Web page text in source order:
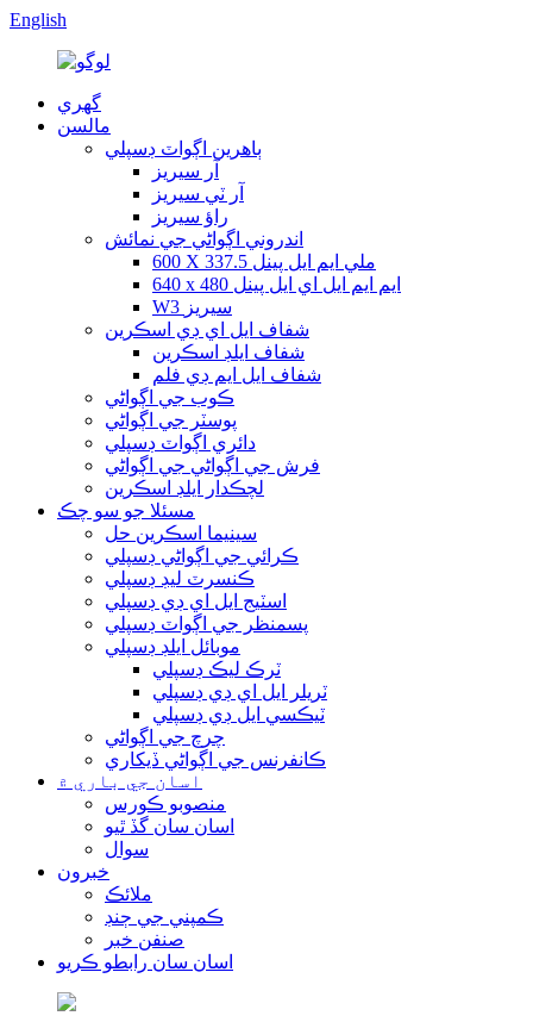
English
گهري
مالسن
ٻاهرين اڳواٽ ڊسپلي
آر سيريز
آر ٽي سيريز
راؤ سيريز
اندروني اڳواڻي جي نمائش
600 X 337.5 ملي ايم ايل پينل
640 x 480 ايم ايم ايل اي ايل پينل
W3 سيريز
شفاف ايل اي ڊي اسڪرين
شفاف ايلڊ اسڪرين
شفاف ايل ايم ڊي فلم
ڪوب جي اڳواڻي
پوسٽر جي اڳواڻي
دائري اڳواٽ ڊسپلي
فرش جي اڳواڻي جي اڳواڻي
لچڪدار ايلڊ اسڪرين
مسئلا جو سو چڪ
سينيما اسڪرين حل
ڪرائي جي اڳواڻي ڊسپلي
ڪنسرٽ ليڊ ڊسپلي
اسٽيج ايل اي ڊي ڊسپلي
پسمنظر جي اڳواٽ ڊسپلي
موبائل ايلڊ ڊسپلي
ٽرڪ ليڪ ڊسپلي
ٽريلر ايل اي ڊي ڊسپلي
ٽيڪسي ايل ڊي ڊسپلي
چرچ جي اڳواڻي
ڪانفرنس جي اڳواڻي ڏيکاري
اسان جي باري ۾
منصوبو ڪورس
اسان سان گڏ ٿيو
سوال
خبرون
ملائڪ
ڪمپني جي ڄنڊ
صنفن خبر
اسان سان رابطو ڪريو